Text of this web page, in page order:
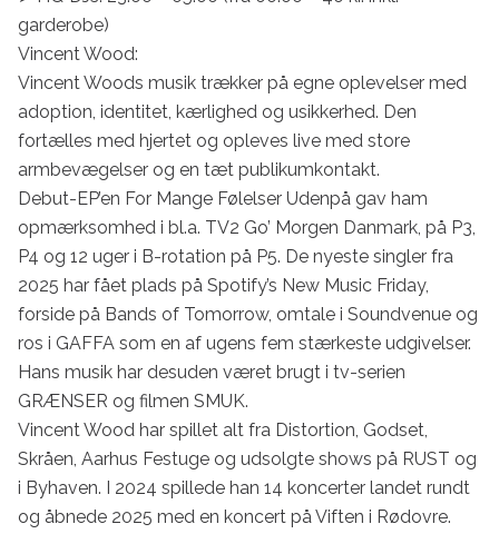
garderobe)
Vincent Wood:
Vincent Woods musik trækker på egne oplevelser med
adoption, identitet, kærlighed og usikkerhed. Den
fortælles med hjertet og opleves live med store
armbevægelser og en tæt publikumkontakt.
Debut-EP’en For Mange Følelser Udenpå gav ham
opmærksomhed i bl.a. TV2 Go’ Morgen Danmark, på P3,
P4 og 12 uger i B-rotation på P5. De nyeste singler fra
2025 har fået plads på Spotify’s New Music Friday,
forside på Bands of Tomorrow, omtale i Soundvenue og
ros i GAFFA som en af ugens fem stærkeste udgivelser.
Hans musik har desuden været brugt i tv-serien
GRÆNSER og filmen SMUK.
Vincent Wood har spillet alt fra Distortion, Godset,
Skråen, Aarhus Festuge og udsolgte shows på RUST og
i Byhaven. I 2024 spillede han 14 koncerter landet rundt
og åbnede 2025 med en koncert på Viften i Rødovre.